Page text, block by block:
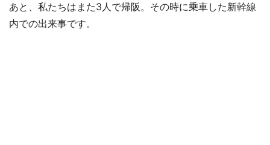
あと、私たちはまた3人で帰阪。その時に乗車した新幹線
内での出来事です。